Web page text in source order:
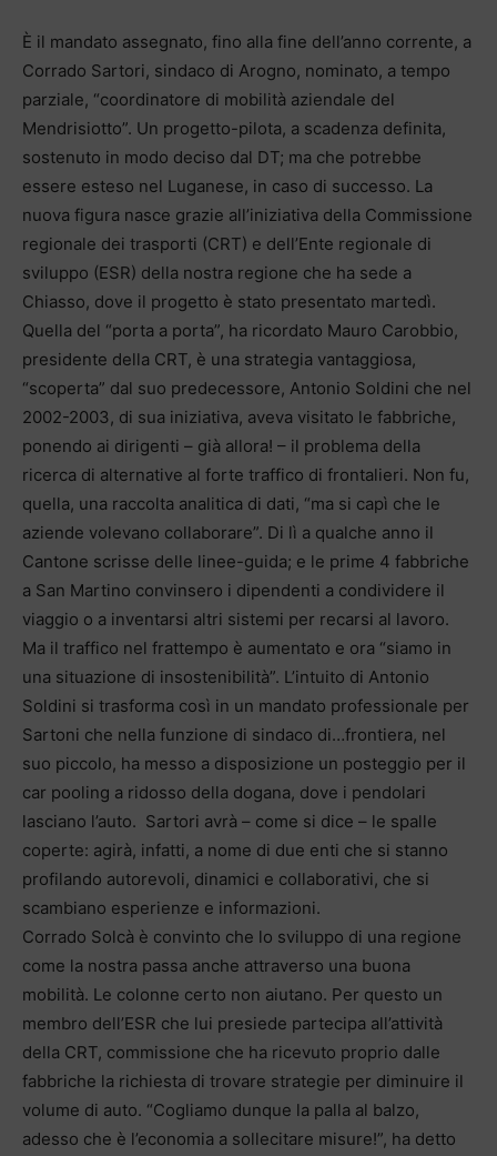
È il mandato assegnato, fino alla fine dell’anno corrente, a
Corrado Sartori, sindaco di Arogno, nominato, a tempo
parziale, “coordinatore di mobilità aziendale del
Mendrisiotto”. Un progetto-pilota, a scadenza definita,
sostenuto in modo deciso dal DT; ma che potrebbe
essere esteso nel Luganese, in caso di successo. La
nuova figura nasce grazie all’iniziativa della Commissione
regionale dei trasporti (CRT) e dell’Ente regionale di
sviluppo (ESR) della nostra regione che ha sede a
Chiasso, dove il progetto è stato presentato martedì.
Quella del “porta a porta”, ha ricordato Mauro Carobbio,
presidente della CRT, è una strategia vantaggiosa,
“scoperta” dal suo predecessore, Antonio Soldini che nel
2002-2003, di sua iniziativa, aveva visitato le fabbriche,
ponendo ai dirigenti – già allora! – il problema della
ricerca di alternative al forte traffico di frontalieri. Non fu,
quella, una raccolta analitica di dati, “ma si capì che le
aziende volevano collaborare”. Di lì a qualche anno il
Cantone scrisse delle linee-guida; e le prime 4 fabbriche
a San Martino convinsero i dipendenti a condividere il
viaggio o a inventarsi altri sistemi per recarsi al lavoro.
Ma il traffico nel frattempo è aumentato e ora “siamo in
una situazione di insostenibilità”. L’intuito di Antonio
Soldini si trasforma così in un mandato professionale per
Sartoni che nella funzione di sindaco di…frontiera, nel
suo piccolo, ha messo a disposizione un posteggio per il
car pooling a ridosso della dogana, dove i pendolari
lasciano l’auto. Sartori avrà – come si dice – le spalle
coperte: agirà, infatti, a nome di due enti che si stanno
profilando autorevoli, dinamici e collaborativi, che si
scambiano esperienze e informazioni.
Corrado Solcà è convinto che lo sviluppo di una regione
come la nostra passa anche attraverso una buona
mobilità. Le colonne certo non aiutano. Per questo un
membro dell’ESR che lui presiede partecipa all’attività
della CRT, commissione che ha ricevuto proprio dalle
fabbriche la richiesta di trovare strategie per diminuire il
volume di auto. “Cogliamo dunque la palla al balzo,
adesso che è l’economia a sollecitare misure!”, ha detto